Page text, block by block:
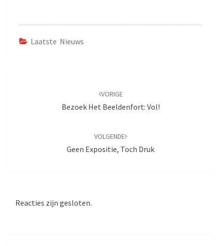
Laatste Nieuws
VORIGE
Bezoek Het Beeldenfort: Vol!
VOLGENDE
Geen Expositie, Toch Druk
Reacties zijn gesloten.